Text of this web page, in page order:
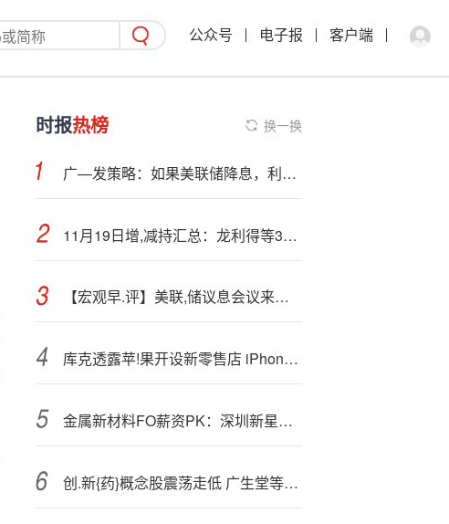
公众号 电子报 客户端
时报热榜 换一换
广—发策略：如果美联储降息，利好哪些资产和行业？
11月19日增,减持汇总：龙利得等3股增持 人民同泰等17股减持（表）
【宏观早.评】美联,储议息会议来袭，贵金属短线波动加剧
库克透露苹!果开设新零售店 iPhone 15跌至脚底价果粉乐翻天！
金属新材料FO薪资PK：深圳新星亏损翻倍 CFO卢现友涨薪23%
创.新{药}概念股震荡走低 广生堂等多股跌超5%